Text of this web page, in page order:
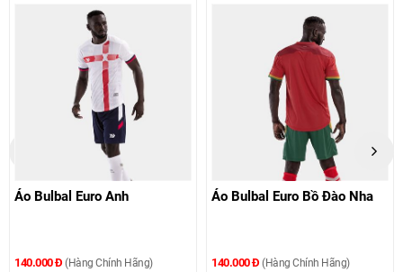
Áo Bulbal Euro Anh
140.000 Đ (Hàng Chính Hãng)
Áo Bulbal Euro Bồ Đào Nha
140.000 Đ (Hàng Chính Hãng)